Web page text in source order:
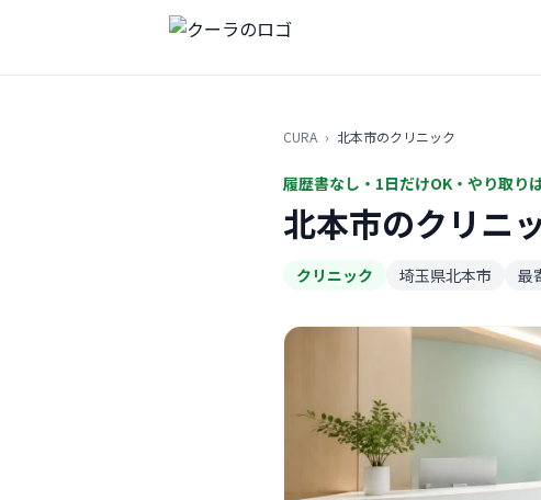
CURA › 北本市のクリニック
履歴書なし・1日だけOK・やり取り
北本市のクリニ
クリニック 埼玉県北本市 最